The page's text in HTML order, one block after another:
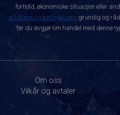
forhold, økonomiske situasjon eller
vilkårene og betingelsene grundig og
før du avgjør om handel med denne
Om oss
Vilkår og avtaler